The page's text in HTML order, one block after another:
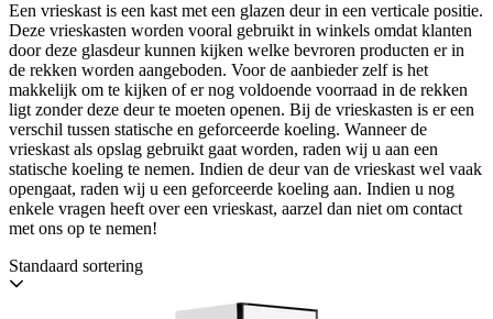
Een vrieskast is een kast met een glazen deur in een verticale positie.
Deze vrieskasten worden vooral gebruikt in winkels omdat klanten
door deze glasdeur kunnen kijken welke bevroren producten er in
de rekken worden aangeboden. Voor de aanbieder zelf is het
makkelijk om te kijken of er nog voldoende voorraad in de rekken
ligt zonder deze deur te moeten openen. Bij de vrieskasten is er een
verschil tussen statische en geforceerde koeling. Wanneer de
vrieskast als opslag gebruikt gaat worden, raden wij u aan een
statische koeling te nemen. Indien de deur van de vrieskast wel vaak
opengaat, raden wij u een geforceerde koeling aan. Indien u nog
enkele vragen heeft over een vrieskast, aarzel dan niet om contact
met ons op te nemen!
Standaard sortering